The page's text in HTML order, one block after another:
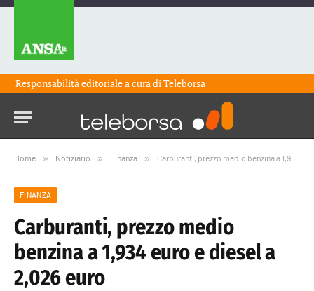
Responsabilità editoriale a cura diTeleborsa
Home » Notiziario » Finanza » Carburanti, prezzo medio benzina a 1,934 euro e diesel a 2,026 euro
FINANZA
Carburanti, prezzo medio
benzina a 1,934 euro e diesel a
2,026 euro